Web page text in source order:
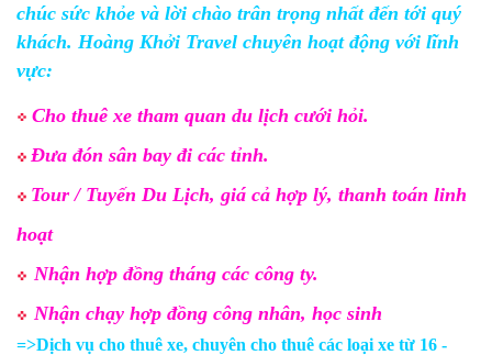
chúc sức khỏe và lời chào trân trọng nhất đến tới quý
khách. Hoàng Khởi Travel chuyên hoạt động với lĩnh
vực:
Cho thuê xe tham quan du lịch cưới hỏi.
Đưa đón sân bay đi các tỉnh.
Tour / Tuyến Du Lịch, giá cả hợp lý, thanh toán linh
hoạt
Nhận hợp đồng tháng các công ty.
Nhận chạy hợp đồng công nhân, học sinh
=>Dịch vụ cho thuê xe, chuyên cho thuê các loại xe từ 16 -